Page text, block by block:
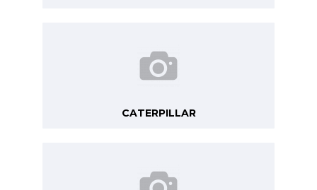
CATERPILLAR